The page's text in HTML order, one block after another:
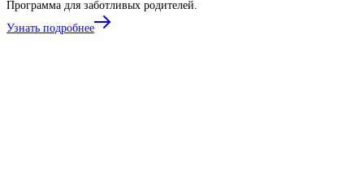
Программа для заботливых родителей.
Узнать подробнее